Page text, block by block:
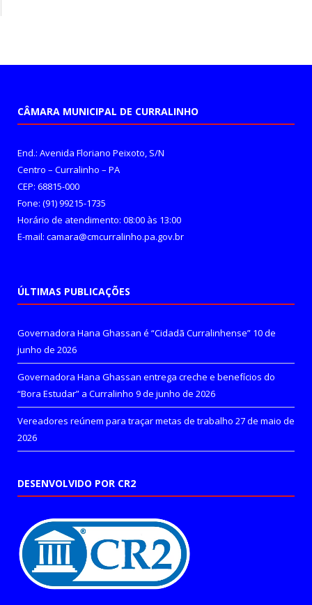
CÂMARA MUNICIPAL DE CURRALINHO
End.: Avenida Floriano Peixoto, S/N
Centro – Curralinho – PA
CEP: 68815-000
Fone: (91) 99215-1735
Horário de atendimento: 08:00 às 13:00
E-mail: camara@cmcurralinho.pa.gov.br
ÚLTIMAS PUBLICAÇÕES
Governadora Hana Ghassan é “Cidadã Curralinhense” 10 de
junho de 2026
Governadora Hana Ghassan entrega creche e benefícios do
“Bora Estudar” a Curralinho 9 de junho de 2026
Vereadores reúnem para traçar metas de trabalho 27 de maio de
2026
DESENVOLVIDO POR CR2